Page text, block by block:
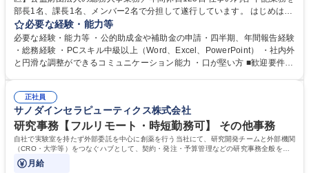
部長1名、課長1名、メンバー2名で分担して遂行しています。 はじめは担
当者として業務を覚えていただき、ゆくゆくはリーダーやマネージャーポ
ジションとして活躍いただくことを期待しています。 【総務・人事グルー
プの業務内容】 ・人事制度関連 ・採用活動 ・教育研修の企画、実行 ・勤
怠管理 ・官公庁への各種提出 ・法定の会議運営（評議員会、理事会） ・
管理 ・福利厚生関連 ・職員からの問合せ、相談対応 ・その他日常の総務
業務全般 募集職種 【東京／文京区】公益財団法人の総務人事業務／年間
休日125日
必要な経験・能力等
必要な経験・能力等 ・公的助成金や補助金の申請・四半期、年間報告経験
・総務経験 ・PCスキル中級以上（Word、Excel、PowerPoint） ・社内外
と円滑な調整ができるコミュニケーション能力 ・口が堅い方 ■歓迎要件
正社員
サノダインセラピューティクス株式会社
研究事務【フルリモート・時短勤務可】 その他事務
自社で実験室を持たず外部委託を中心に創薬を行う当社にて、研究開発チームと外部機関
（CRO・大学等）をつなぐハブとして、契約・発注・予算管理などの研究事務全般をお
任せします。
月給